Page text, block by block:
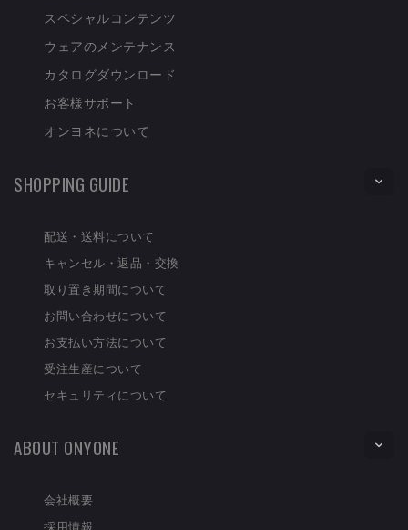
スペシャルコンテンツ
ウェアのメンテナンス
カタログダウンロード
お客様サポート
オンヨネについて
SHOPPING GUIDE
配送・送料について
キャンセル・返品・交換
取り置き期間について
お問い合わせについて
お支払い方法について
受注生産について
セキュリティについて
ABOUT ONYONE
会社概要
採用情報